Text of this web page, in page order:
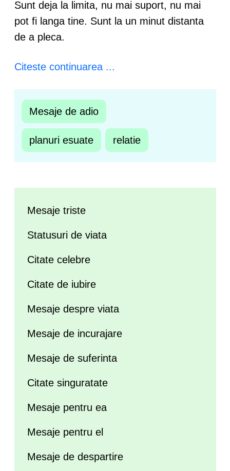
Sunt deja la limita, nu mai suport, nu mai
pot fi langa tine. Sunt la un minut distanta
de a pleca.
Citeste continuarea ...
Mesaje de adio
planuri esuate relatie
Mesaje triste
Statusuri de viata
Citate celebre
Citate de iubire
Mesaje despre viata
Mesaje de incurajare
Mesaje de suferinta
Citate singuratate
Mesaje pentru ea
Mesaje pentru el
Mesaje de despartire